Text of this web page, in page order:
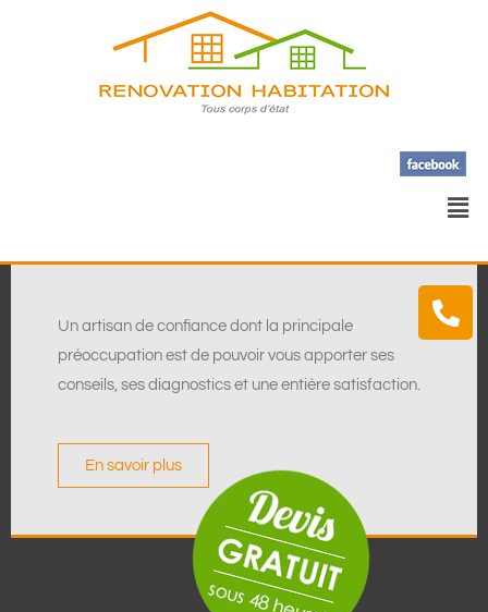
Un artisan de confiance dont la principale
préoccupation est de pouvoir vous apporter ses
conseils, ses diagnostics et une entière satisfaction.
En savoir plus